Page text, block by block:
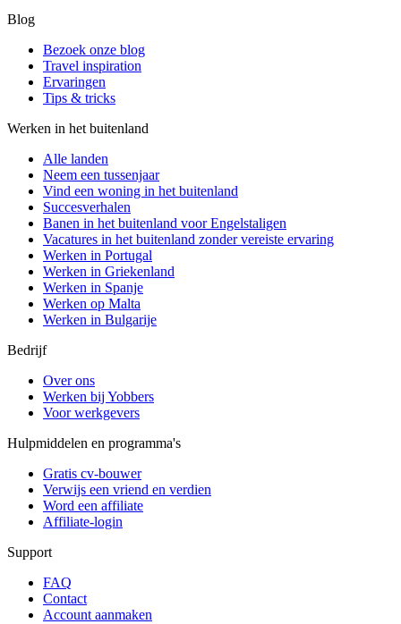
Blog
Bezoek onze blog
Travel inspiration
Ervaringen
Tips & tricks
Werken in het buitenland
Alle landen
Neem een ​​tussenjaar
Vind een woning in het buitenland
Succesverhalen
Banen in het buitenland voor Engelstaligen
Vacatures in het buitenland zonder vereiste ervaring
Werken in Portugal
Werken in Griekenland
Werken in Spanje
Werken op Malta
Werken in Bulgarije
Bedrijf
Over ons
Werken bij Yobbers
Voor werkgevers
Hulpmiddelen en programma's
Gratis cv-bouwer
Verwijs een vriend en verdien
Word een affiliate
Affiliate-login
Support
FAQ
Contact
Account aanmaken